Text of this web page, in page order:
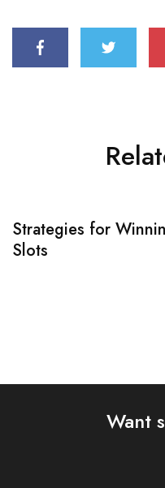
Strategies for
Slots
Want